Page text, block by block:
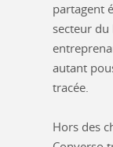
partagent
secteur du
autant
tracée.
Hors des